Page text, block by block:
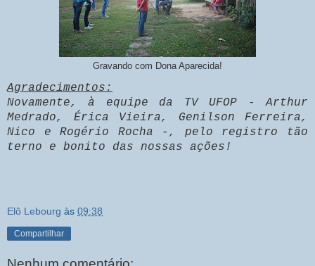
Gravando com Dona Aparecida!
Agradecimentos:
Novamente, à equipe da TV UFOP - Arthur
Medrado, Érica Vieira, Genilson Ferreira,
Nico e Rogério Rocha -, pelo registro tão
terno e bonito das nossas ações!
Elô Lebourg às 09:38
Compartilhar